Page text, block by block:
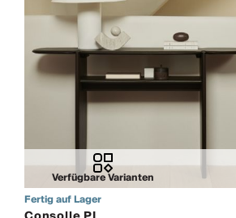
Verfügbare Varianten
Fertig auf Lager